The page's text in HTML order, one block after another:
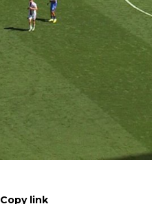
Copy link